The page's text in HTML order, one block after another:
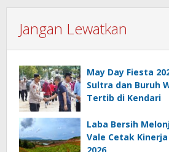
Jangan Lewatkan
May Day Fiesta
Sultra dan Buruh
Tertib di Kendari
Laba Bersih
Vale Cetak